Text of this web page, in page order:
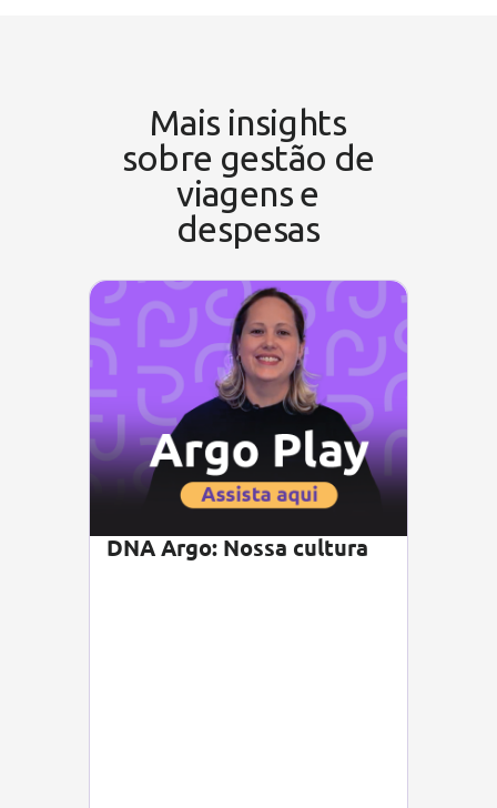
Mais insights
sobre gestão de
viagens e
despesas
DNA Argo: Nossa cultura